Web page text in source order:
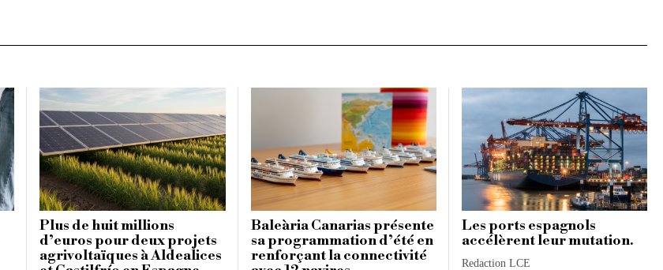
Plus de huit millions
d’euros pour deux projets
agrivoltaïques à Aldealices
Baleària Canarias présente
sa programmation d’été en
renforçant la connectivité
Les ports espagnols
accélèrent leur mutation.
Redaction LCE